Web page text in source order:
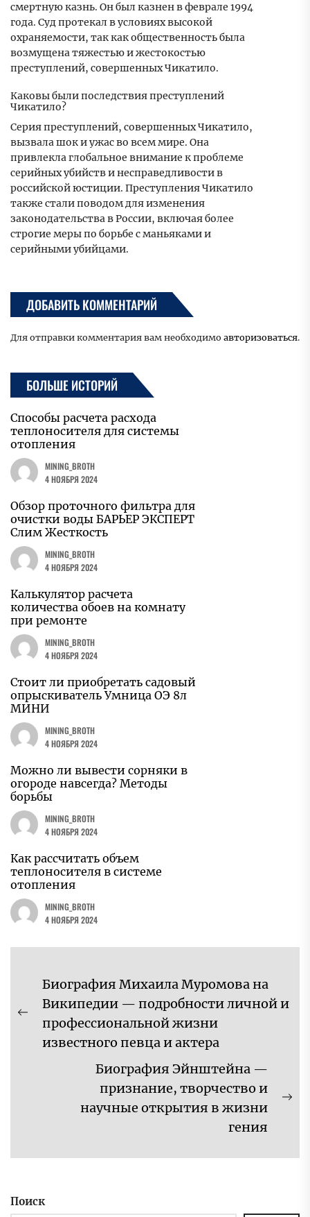
смертную казнь. Он был казнен в феврале 1994
года. Суд протекал в условиях высокой
охраняемости, так как общественность была
возмущена тяжестью и жестокостью
преступлений, совершенных Чикатило.
Каковы были последствия преступлений
Чикатило?
Серия преступлений, совершенных Чикатило,
вызвала шок и ужас во всем мире. Она
привлекла глобальное внимание к проблеме
серийных убийств и несправедливости в
российской юстиции. Преступления Чикатило
также стали поводом для изменения
законодательства в России, включая более
строгие меры по борьбе с маньяками и
серийными убийцами.
ДОБАВИТЬ КОММЕНТАРИЙ
Для отправки комментария вам необходимо авторизоваться.
БОЛЬШЕ ИСТОРИЙ
Способы расчета расхода
теплоносителя для системы
отопления
MINING_BROTH
4 НОЯБРЯ 2024
Обзор проточного фильтра для
очистки воды БАРЬЕР ЭКСПЕРТ
Слим Жесткость
MINING_BROTH
4 НОЯБРЯ 2024
Калькулятор расчета
количества обоев на комнату
при ремонте
MINING_BROTH
4 НОЯБРЯ 2024
Стоит ли приобретать садовый
опрыскиватель Умница ОЭ 8л
МИНИ
MINING_BROTH
4 НОЯБРЯ 2024
Можно ли вывести сорняки в
огороде навсегда? Методы
борьбы
MINING_BROTH
4 НОЯБРЯ 2024
Как рассчитать объем
теплоносителя в системе
отопления
MINING_BROTH
4 НОЯБРЯ 2024
Навигация
записям
Предыдущая
запись:
Биография Михаила Муромова на
Википедии — подробности личной и
профессиональной жизни
известного певца и актера
Биография Эйнштейна —
признание, творчество и
научные открытия в жизни
гения
Поиск